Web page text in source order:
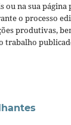
ou na sua página
o processo
produtivas,
trabalho